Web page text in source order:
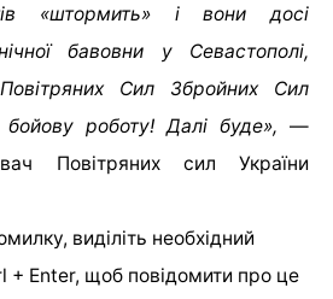
«штормить» і вони досі
бавовни у Севастополі,
Сил Збройних Сил
роботу! Далі буде», —
Повітряних сил України
виділіть необхідний
+ Enter, щоб повідомити про це